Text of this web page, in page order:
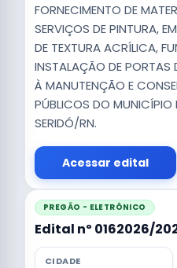
FORNECIMENTO DE
SERVIÇOS DE PINTURA,
DE TEXTURA ACRÍLICA,
INSTALAÇÃO DE PORTAS
À MANUTENÇÃO E
PÚBLICOS DO MUNICÍPIO
SERIDÓ/RN.
Acessar edital
PREGÃO - ELETRÔNICO
Edital nº 0162026/
CIDADE